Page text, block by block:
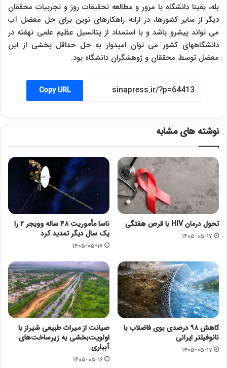
بله، یقینا دانشگاه با مرور و مطالعه تحقیقات روز و تجربیات محققان
دیگر از سایر کشورها، در ارائه راهکارهای نوین برای حل معضل آب
می تواند پیشرو باشد و با استمداد از پتانسیل عظیم علمی نهفته در
دانشگاههای کشور می توان امیدوار به حل حداقل بخشی از این
معضل توسط محققان و ژوهشگران دانشگاه بود.
Copy URL
نوشته های مشابه
تحول درمان HIV با قرص هفتگی
۱۴۰۵-۰۵-۱۷
ناسا مأموریت ۴۸ ساله وویجر ۲ را
یک سال دیگر تمدید کرد
۱۴۰۵-۰۵-۱۷
کاهش ۹۸ درصدی بوی فاضلاب با
نانوفیلتر ایرانی
۱۴۰۵-۰۵-۱۷
صیانت از میراث طبیعی شیراز با
اولویت‌بخشی به زیرساخت‌های
آبیاری
۱۴۰۵-۰۵-۱۶